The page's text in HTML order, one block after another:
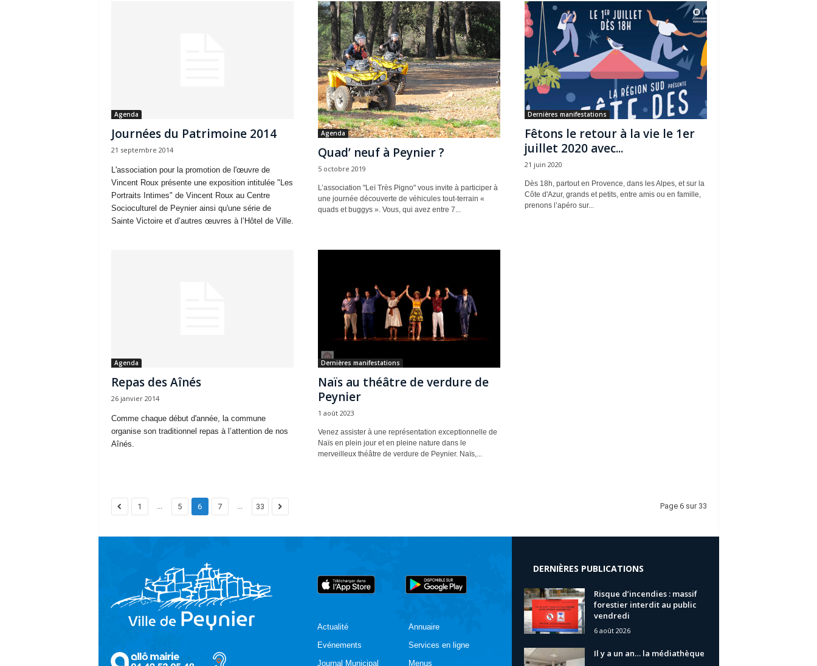
Agenda
Journées du Patrimoine 2014
21 septembre 2014
L'association pour la promotion de l'œuvre de
Vincent Roux présente une exposition intitulée "Les
Portraits Intimes" de Vincent Roux au Centre
Socioculturel de Peynier ainsi qu'une série de
Sainte Victoire et d’autres œuvres à l’Hôtel de Ville.
Agenda
Quad’ neuf à Peynier ?
5 octobre 2019
L’association "Leï Très Pigno" vous invite à participer à
une journée découverte de véhicules tout-terrain «
quads et buggys ». Vous, qui avez entre 7...
Dernières manifestations
Fêtons le retour à la vie le 1er
juillet 2020 avec...
21 juin 2020
Dès 18h, partout en Provence, dans les Alpes, et sur la
Côte d'Azur, grands et petits, entre amis ou en famille,
prenons l’apéro sur...
Agenda
Repas des Aînés
26 janvier 2014
Comme chaque début d'année, la commune
organise son traditionnel repas à l’attention de nos
Aînés.
Dernières manifestations
Naïs au théâtre de verdure de
Peynier
1 août 2023
Venez assister à une représentation exceptionnelle de
Naïs en plein jour et en pleine nature dans le
merveilleux théâtre de verdure de Peynier. Naïs,...
1 ... 5 6 7 ... 33 Page 6 sur 33
Actualité
Evénements
Journal Municipal
Annuaire
Services en ligne
Menus
DERNIÈRES PUBLICATIONS
Risque d’incendies : massif
forestier interdit au public
vendredi
6 août 2026
Il y a un an… la médiathèque